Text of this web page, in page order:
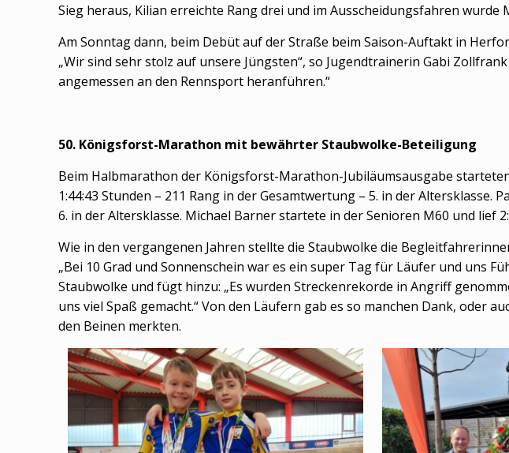
Sieg heraus, Kilian erreichte Rang drei und im Ausscheidungsfahren wurde
Am Sonntag dann, beim Debüt auf der Straße beim Saison-Auftakt in
„Wir sind sehr stolz auf unsere Jüngsten“, so Jugendtrainerin Gabi
angemessen an den Rennsport heranführen.“
50. Königsforst-Marathon mit bewährter Staubwolke-Beteiligung
Beim Halbmarathon der Königsforst-Marathon-Jubiläumsausgabe
1:44:43 Stunden – 211 Rang in der Gesamtwertung – 5. in der Altersklasse.
6. in der Altersklasse. Michael Barner startete in der Senioren M60 und lief
Wie in den vergangenen Jahren stellte die Staubwolke die
„Bei 10 Grad und Sonnenschein war es ein super Tag für Läufer und uns
Staubwolke und fügt hinzu: „Es wurden Streckenrekorde in Angriff
uns viel Spaß gemacht.“ Von den Läufern gab es so manchen Dank, oder
den Beinen merkten.